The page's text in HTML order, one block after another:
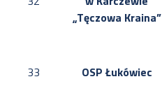
„Tęczowa Kraina”
33 OSP Łukówiec